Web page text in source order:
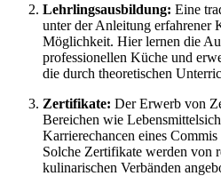
Lehrlingsausbildung: Eine
unter der Anleitung erfahrener
Möglichkeit. Hier lernen die
professionellen Küche und
die durch theoretischen
Zertifikate: Der Erwerb von
Bereichen wie
Karrierechancen eines
Solche Zertifikate werden von
kulinarischen Verbänden